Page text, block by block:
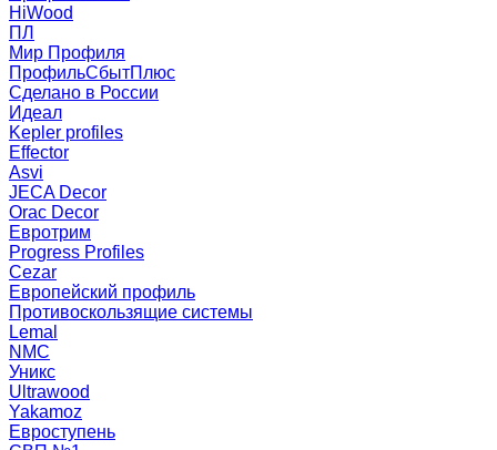
HiWood
ПЛ
Мир Профиля
ПрофильСбытПлюс
Сделано в России
Идеал
Kepler profiles
Effector
Asvi
JECA Decor
Orac Decor
Евротрим
Progress Profiles
Cezar
Европейский профиль
Противоскользящие системы
Lemal
NMC
Уникс
Ultrawood
Yakamoz
Евроступень